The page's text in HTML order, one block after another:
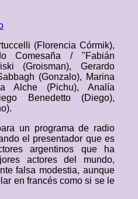
(Florencia Córmik),
Comesaña / "Fabián
(Groisman), Gerardo
(Gonzalo), Marina
Alche (Pichu), Analía
Benedetto (Diego),
un programa de radio
el presentador que es
argentinos que ha
actores del mundo,
falsa modestia, aunque
en francés como si se le